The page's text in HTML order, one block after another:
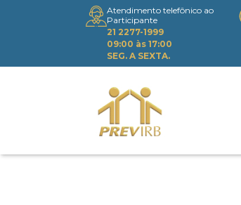
Atendimento telefônico ao
Participante
21 2277-1999
09:00 às 17:00
SEG. A SEXTA.